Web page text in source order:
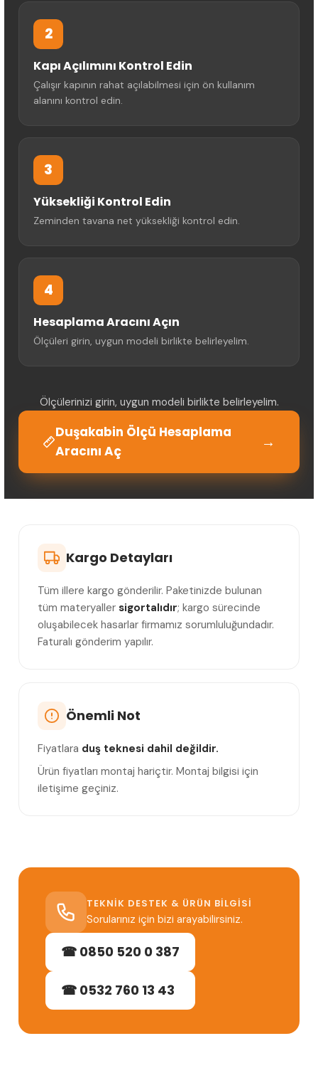
2
Kapı Açılımını Kontrol Edin
Çalışır kapının rahat açılabilmesi için ön kullanım
alanını kontrol edin.
3
Yüksekliği Kontrol Edin
Zeminden tavana net yüksekliği kontrol edin.
4
Hesaplama Aracını Açın
Ölçüleri girin, uygun modeli birlikte belirleyelim.
Ölçülerinizi girin, uygun modeli birlikte belirleyelim.
Duşakabin Ölçü Hesaplama
Aracını Aç
→
Kargo Detayları
Tüm illere kargo gönderilir. Paketinizde bulunan
tüm materyaller sigortalıdır; kargo sürecinde
oluşabilecek hasarlar firmamız sorumluluğundadır.
Faturalı gönderim yapılır.
Önemli Not
Fiyatlara duş teknesi dahil değildir.
Ürün fiyatları montaj hariçtir. Montaj bilgisi için
iletişime geçiniz.
TEKNIK DESTEK & ÜRÜN BILGISI
Sorularınız için bizi arayabilirsiniz.
☎ 0850 520 0 387
☎ 0532 760 13 43